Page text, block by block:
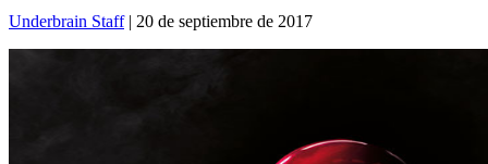
Underbrain Staff| 20 de septiembre de 2017